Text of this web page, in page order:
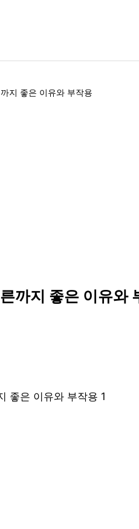
지 좋은 이유와 부작용
까지 좋은 이유와